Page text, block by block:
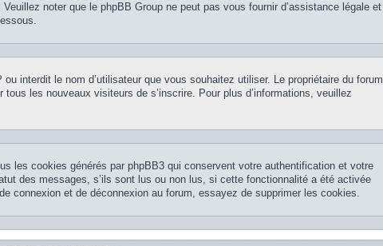
noter que le phpBB Group ne peut pas vous fournir d’assistance légale et
interdit le nom d’utilisateur que vous souhaitez utiliser. Le propriétaire du forum
les nouveaux visiteurs de s’inscrire. Pour plus d’informations, veuillez
les cookies générés par phpBB3 qui conservent votre authentification et votre
des messages, s’ils sont lus ou non lus, si cette fonctionnalité a été activée
connexion et de déconnexion au forum, essayez de supprimer les cookies.